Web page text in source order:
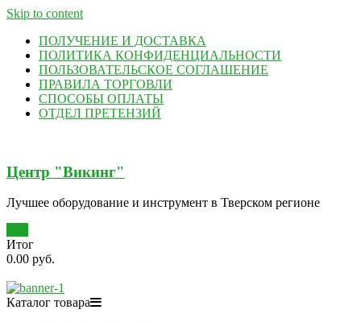
Skip to content
ПОЛУЧЕНИЕ И ДОСТАВКА
ПОЛИТИКА КОНФИДЕНЦИАЛЬНОСТИ
ПОЛЬЗОВАТЕЛЬСКОЕ СОГЛАШЕНИЕ
ПРАВИЛА ТОРГОВЛИ
СПОСОБЫ ОПЛАТЫ
ОТДЕЛ ПРЕТЕНЗИЙ
Центр "Викинг"
Лучшее оборудование и инструмент в Тверском регионе
Итог
0.00 руб.
Каталог товара